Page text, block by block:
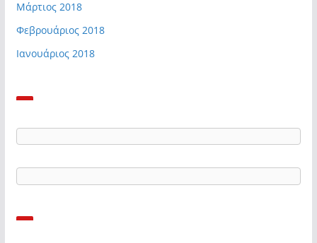
Μάρτιος 2018
Φεβρουάριος 2018
Ιανουάριος 2018